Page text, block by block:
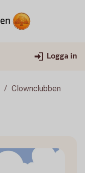
Logga in
Clownclubben